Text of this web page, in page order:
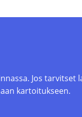
Jos tarvitset
kartoitukseen.